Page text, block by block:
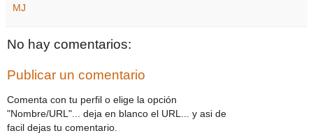
MJ
No hay comentarios:
Publicar un comentario
Comenta con tu perfil o elige la opción
"Nombre/URL"... deja en blanco el URL... y asi de
facil dejas tu comentario.